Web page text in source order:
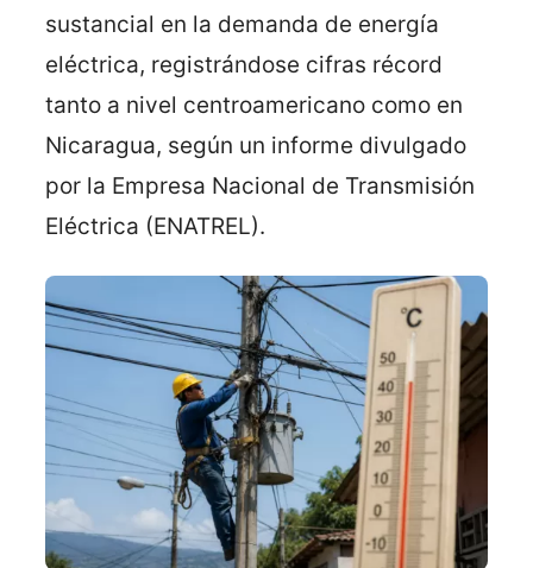
sustancial en la demanda de energía
eléctrica, registrándose cifras récord
tanto a nivel centroamericano como en
Nicaragua, según un informe divulgado
por la Empresa Nacional de Transmisión
Eléctrica (ENATREL).